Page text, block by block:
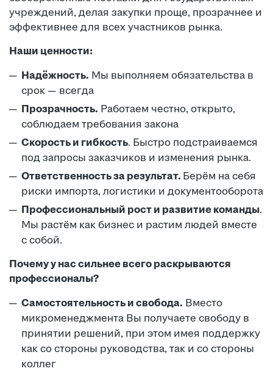
учреждений, делая закупки проще, прозрачнее и
эффективнее для всех участников рынка.
Наши ценности:
Надёжность. Мы выполняем обязательства в
срок — всегда
Прозрачность. Работаем честно, открыто,
соблюдаем требования закона
Скорость и гибкость. Быстро подстраиваемся
под запросы заказчиков и изменения рынка.
Ответственность за результат. Берём на себя
риски импорта, логистики и документооборота
Профессиональный рост и развитие команды.
Мы растём как бизнес и растим людей вместе
с собой.
Почему у нас сильнее всего раскрываются
профессионалы?
Самостоятельность и свобода. Вместо
микроменеджмента Вы получаете свободу в
принятии решений, при этом имея поддержку
как со стороны руководства, так и со стороны
коллег